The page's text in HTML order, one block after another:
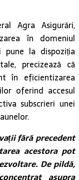
Agra Asigurări,
în domeniul
pune la dispoziția
precizează că
în eficientizarea
oferind accesul
subscrieri unei
fără precedent
acestora pot
De pildă,
asupra